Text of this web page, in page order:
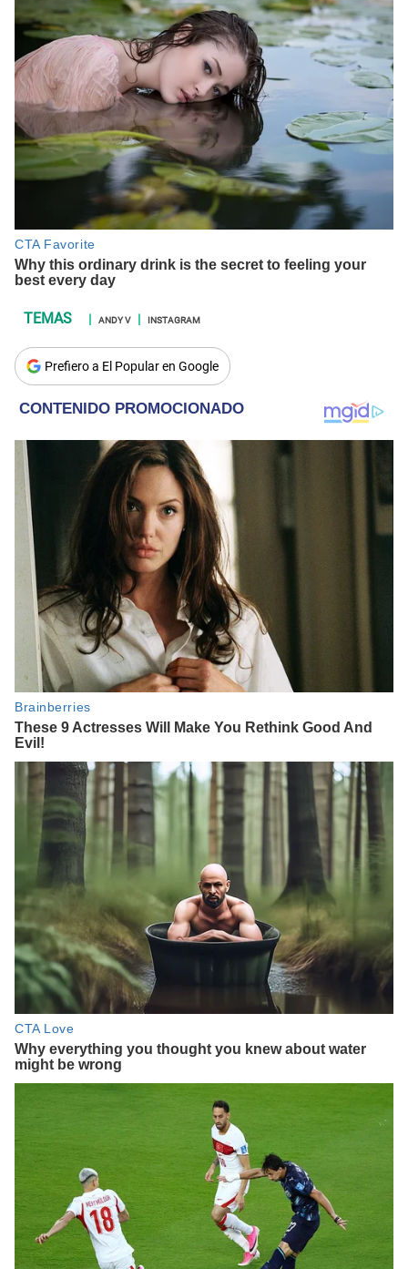
ANDY V INSTAGRAM
Prefiero a El Popular en Google